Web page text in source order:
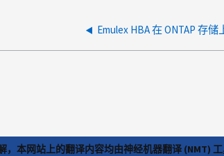
Emulex HBA 在 ONTAP 存
，本网站上的翻译内容均由神经机器翻译 (NMT)